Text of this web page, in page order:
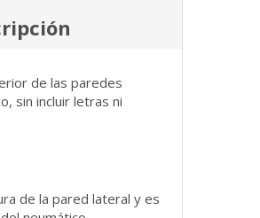
de las paredes
sin incluir letras ni
de la pared lateral y es